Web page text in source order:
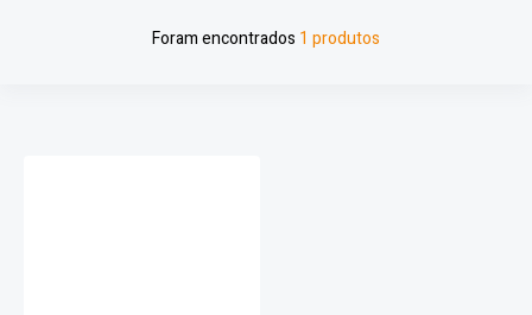
Foram encontrados 1 produtos